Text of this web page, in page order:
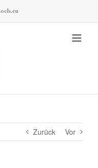
Zurück Vor